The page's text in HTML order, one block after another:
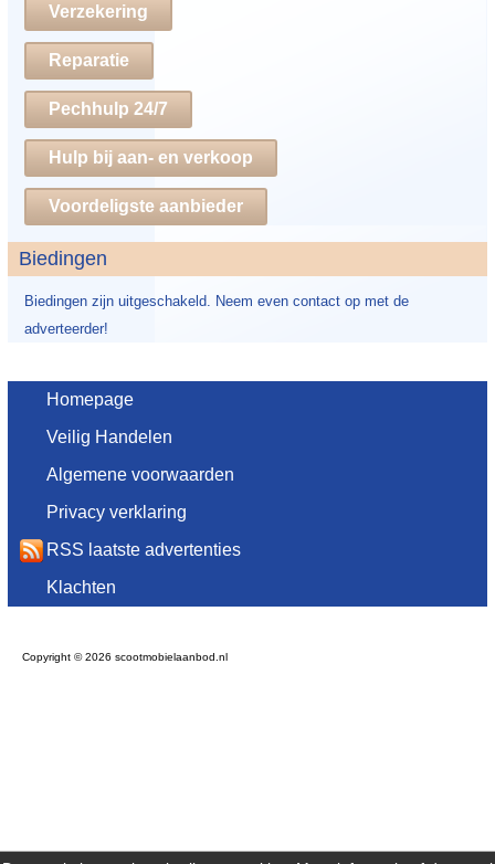
Verzekering
Reparatie
Pechhulp 24/7
Hulp bij aan- en verkoop
Voordeligste aanbieder
Biedingen
Biedingen zijn uitgeschakeld. Neem even contact op met de
adverteerder!
Homepage
Veilig Handelen
Algemene voorwaarden
Privacy verklaring
RSS laatste advertenties
Klachten
Copyright © 2026 scootmobielaanbod.nl